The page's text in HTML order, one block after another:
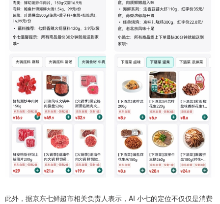
此外，据京东七鲜超市相关负责人表示，AI 小七的定位不仅仅是消费